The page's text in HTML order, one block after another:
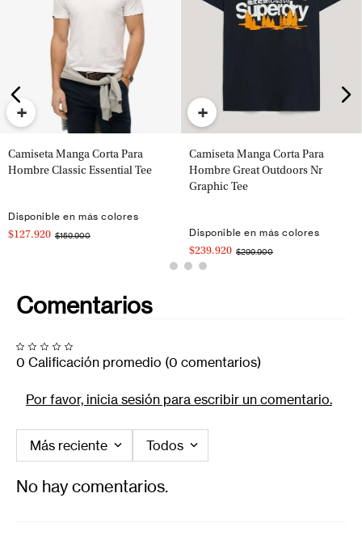
+
Camiseta Manga Corta Para
Hombre Classic Essential Tee
Disponible en más colores
$127.920 $159.900
+
Camiseta Manga Corta Para
Hombre Great Outdoors Nr
Graphic Tee
Disponible en más colores
$239.920 $299.900
Comentarios
0 Calificación promedio (0 comentarios)
Por favor, inicia sesión para escribir un comentario.
Más reciente Todos
No hay comentarios.